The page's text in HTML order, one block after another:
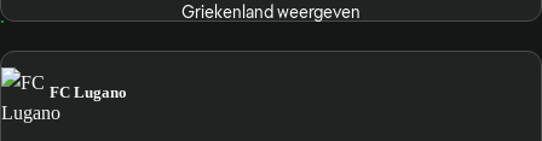
Griekenland weergeven
FC Lugano